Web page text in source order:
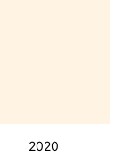
2020